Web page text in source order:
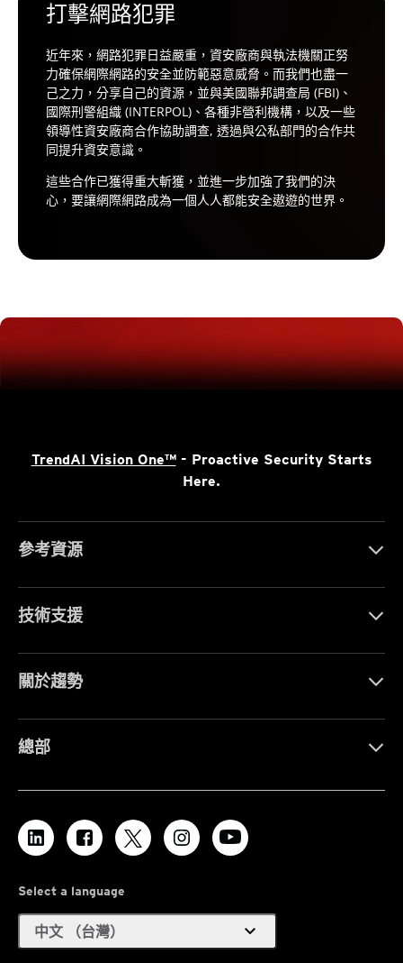
打擊網路犯罪
近年來，網路犯罪日益嚴重，資安廠商與執法機關正努
力確保網際網路的安全並防範惡意威脅。而我們也盡一
己之力，分享自己的資源，並與美國聯邦調查局 (FBI)、
國際刑警組織 (INTERPOL)、各種非營利機構，以及一些
領導性資安廠商合作協助調查, 透過與公私部門的合作共
同提升資安意識。
這些合作已獲得重大斬獲，並進一步加強了我們的決
心，要讓網際網路成為一個人人都能安全遨遊的世界。
TrendAI Vision One™- Proactive Security Starts
Here.
參考資源
技術支援
關於趨勢
總部
Select a language
中文 （台灣） expand_more